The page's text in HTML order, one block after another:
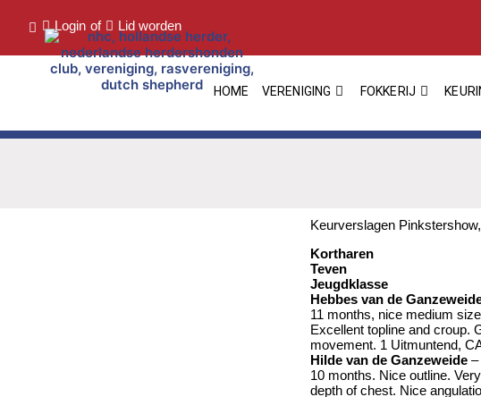
Login of Lid worden
HOME VERENIGING FOKKERIJ
Keurverslagen
Kortharen
Teven
Jeugdklasse
Hebbes van de
11 months, nice medium
Excellent topline and croup.
movement. 1 Uitmuntend,
Hilde van de Ganzeweide –
10 months. Nice outline.
depth of chest. Nice